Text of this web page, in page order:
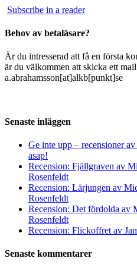
Subscribe in a reader
Behov av betaläsare?
Är du intresserad att få en första
är du välkommen att skicka ett
a.abrahamsson[at]alkb[punkt]se
Senaste inläggen
Ge inte upp – recensioner
asap!
Recension: Fjällgraven av
Rosenfeldt
Recension: Lärjungen av
Rosenfeldt
Recension: Det fördolda av
Rosenfeldt
Recension: Flickoffret av
Senaste kommentarer